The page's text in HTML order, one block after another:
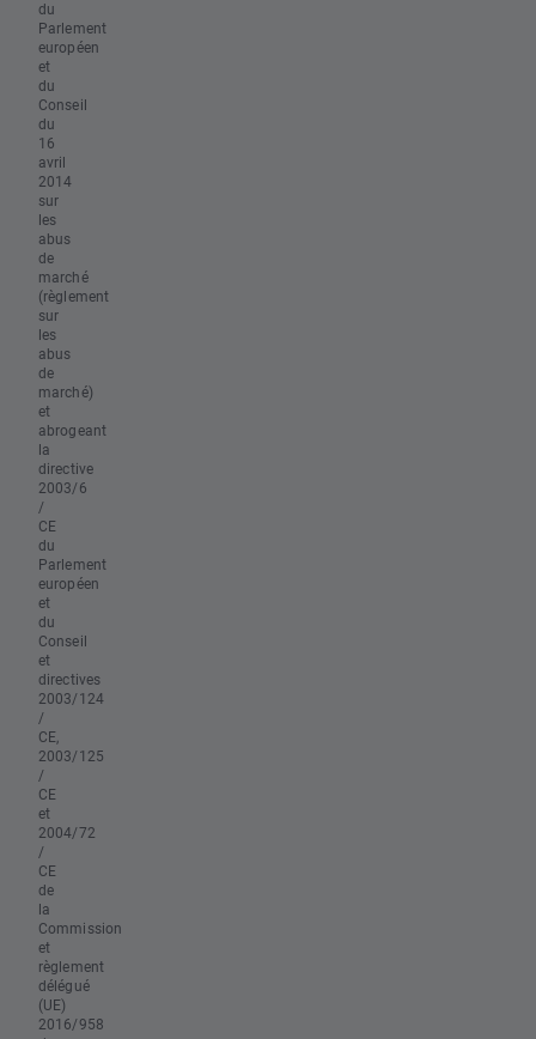
du
Parlement
européen
et
du
Conseil
du
16
avril
2014
sur
les
abus
de
marché
(règlement
sur
les
abus
de
marché)
et
abrogeant
la
directive
2003/6
/
CE
du
Parlement
européen
et
du
Conseil
et
directives
2003/124
/
CE,
2003/125
/
CE
et
2004/72
/
CE
de
la
Commission
et
règlement
délégué
(UE)
2016/958